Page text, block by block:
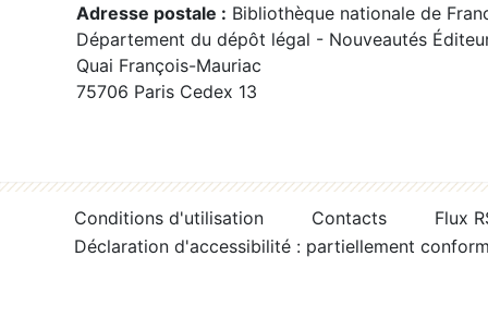
Adresse postale : Bibliothèque nationale de
Département du dépôt légal - Nouveautés
Quai François-Mauriac
75706 Paris Cedex 13
Conditions d'utilisation Contacts
Flux
Déclaration d'accessibilité : partiellement